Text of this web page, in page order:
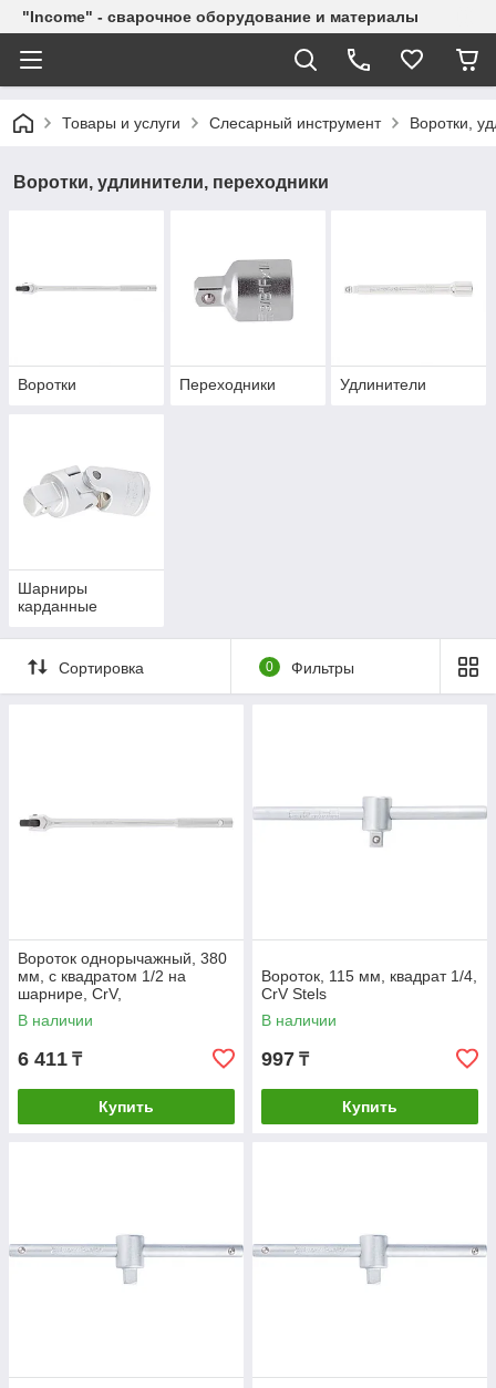
"Income" - сварочное оборудование и материалы
Товары и услуги Слесарный инструмент Воротки,
Воротки, удлинители, переходники
Воротки Переходники Удлинители
Шарниры
карданные
Сортировка 0 Фильтры
Вороток однорычажный, 380
мм, с квадратом 1/2 на
шарнире, CrV,
хромированный Matrix
В наличии
6 411 ₸
Купить
Вороток, 115 мм, квадрат 1/4,
CrV Stels
В наличии
997 ₸
Купить